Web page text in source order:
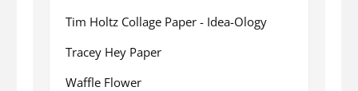
Tim Holtz Collage Paper - Idea-Ology
Tracey Hey Paper
Waffle Flower